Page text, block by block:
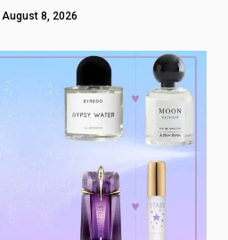
August 8, 2026